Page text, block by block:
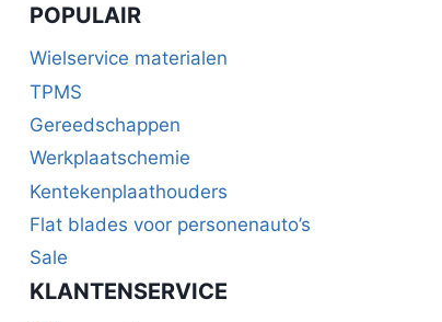
POPULAIR
Wielservice materialen
TPMS
Gereedschappen
Werkplaatschemie
Kentekenplaathouders
Flat blades voor personenauto’s
Sale
KLANTENSERVICE